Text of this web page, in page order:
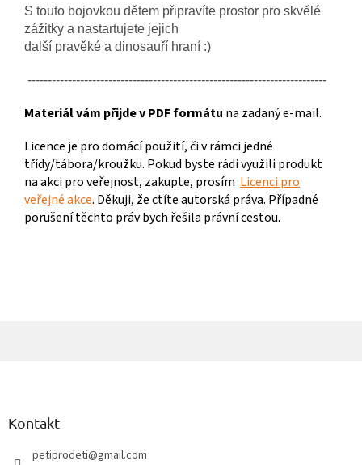
S touto bojovkou dětem připravíte prostor pro skvělé
zážitky a nastartujete jejich
další pravěké a dinosauří hraní :)
--------------------------------------------------------------------------
Materiál vám přijde v PDF formátu na zadaný e-mail.
Licence je pro domácí použití, či v rámci jedné
třídy/tábora/kroužku. Pokud byste rádi využili produkt
na akci pro veřejnost, zakupte, prosím Licenci pro
veřejné akce. Děkuji, že ctíte autorská práva. Případné
porušení těchto práv bych řešila právní cestou.
Kontakt
petiprodeti@gmail.com